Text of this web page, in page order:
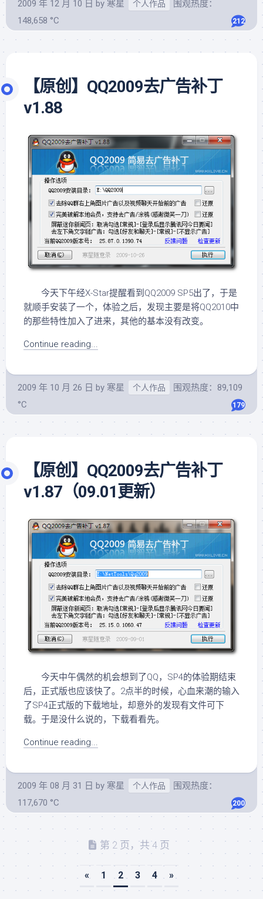
2009 年 12 月 10 日 by 寒星 个人作品
围观热度：
148,658 °C
212
【原创】QQ2009去广告补丁
v1.88
今天下午经X-Star提醒看到QQ2009 SP5出了，于是
就顺手安装了一个，体验之后，发现主要是将QQ2010中
的那些特性加入了进来，其他的基本没有改变。
Continue reading...
2009 年 10 月 26 日 by 寒星 个人作品
围观热度：89,109
°C
179
【原创】QQ2009去广告补丁
v1.87（09.01更新）
今天中午偶然的机会想到了QQ，SP4的体验期结束
后，正式版也应该快了。2点半的时候，心血来潮的输入
了SP4正式版的下载地址，却意外的发现有文件可下
载。于是没什么说的，下载看看先。
Continue reading...
2009 年 08 月 31 日 by 寒星 个人作品
围观热度：
117,670 °C
200
第 2 页，共 4 页
« 1 2 3 4 »